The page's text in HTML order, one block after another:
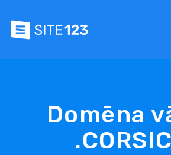
Domēna